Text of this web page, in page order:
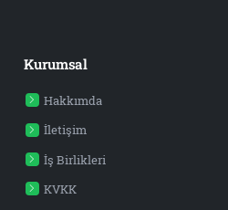
Kurumsal
Hakkımda
İletişim
İş Birlikleri
KVKK